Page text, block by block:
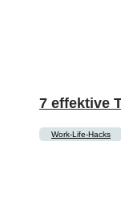
7 effektive
Work-Life-Hacks